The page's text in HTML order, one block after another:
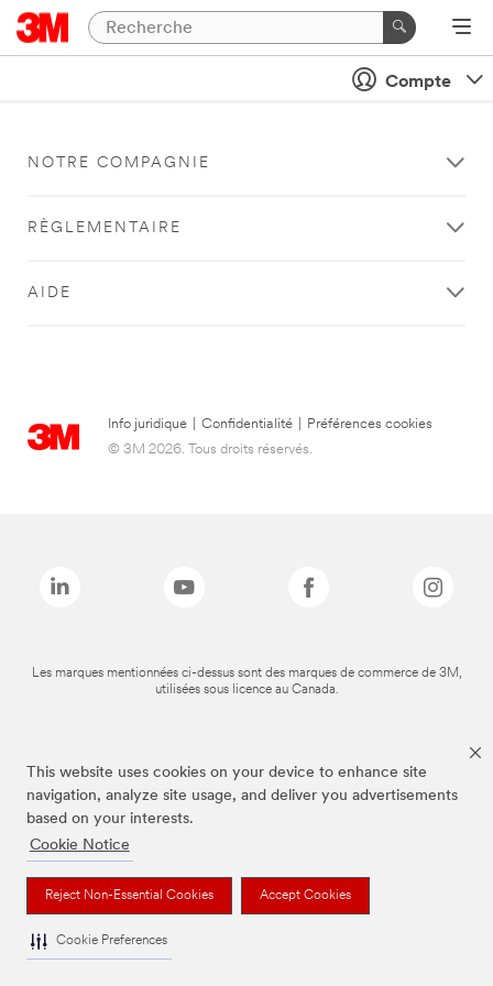
This website uses cookies on your device to enhance site
navigation, analyze site usage, and deliver you advertisements
based on your interests.
Cookie Notice
Reject Non-Essential Cookies Accept Cookies
Cookie Preferences
Compte
NOTRE COMPAGNIE
RÈGLEMENTAIRE
AIDE
Info juridique Confidentialité
Préférences cookies
© 3M 2026. Tous droits réservés.
Les marques mentionnées ci-dessus sont des marques de commerce de 3M,
utilisées sous licence au Canada.